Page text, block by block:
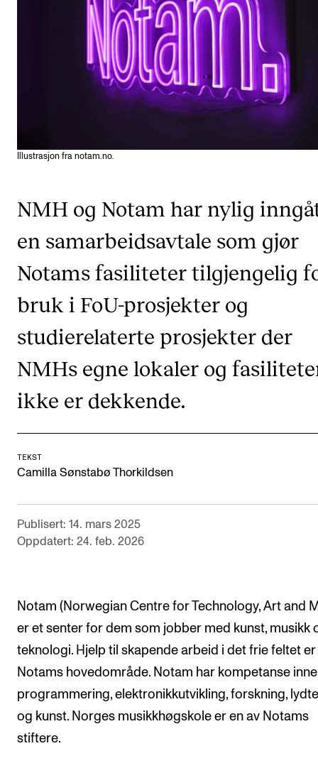
Gjennomføre konserter og arrangementer
Plakat, program og markedsføring
Låne utstyr
PRAKTISK
Sibelius – Notation Software
Rom, bygg, saler og studio
Semesterregistrering
Læringsressurser
Si ifra!
Betalte spilleoppdrag
Mangfold og likestilling
Arrangementer
Etter noter nyhetsbrev
KONTAKTER
Kontaktpunkt
Illustrasjon fra notam.no.
NMH og Notam har nylig
en samarbeidsavtale som gjør
Notams fasiliteter tilgjengelig
bruk i FoU-prosjekter og
studierelaterte prosjekter der
NMHs egne lokaler og
ikke er dekkende.
TEKST
Camilla Sønstabø Thorkildsen
Publisert: 14. mars 2025
Oppdatert: 24. feb. 2026
Notam (Norwegian Centre for Technology, Art and
er et senter for dem som jobber med kunst, musikk
teknologi. Hjelp til skapende arbeid i det frie feltet er
Notams hovedområde. Notam har kompetanse
programmering, elektronikkutvikling, forskning,
og kunst. Norges musikkhøgskole er en av Notams
stiftere.